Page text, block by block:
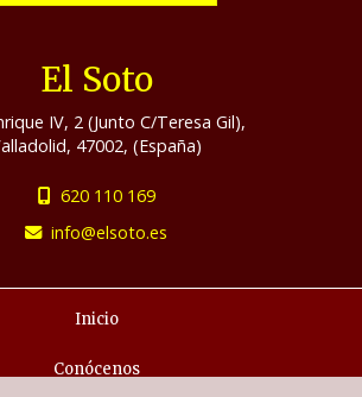
El Soto
IV, 2 (Junto C/Teresa Gil),
, 47002, (España)
620 110 169
info
elsoto.es
Inicio
Conócenos